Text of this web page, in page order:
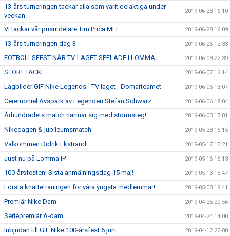
13-års turneringen tackar alla som varit delaktiga under
veckan.
2019-06-28 16:10
Vi tackar vår prisutdelare Tim Prica MFF 2019-06-28 16:09
13-års turneringen dag 3 2019-06-26 12:33
FOTBOLLSFEST NÄR TV-LAGET SPELADE I LOMMA 2019-06-08 22:39
STORT TACK! 2019-06-07 16:14
Lagbilder GIF Nike Legends - TV laget - Domarteamet 2019-06-06 18:07
Ceremoniel Avspark av Legenden Stefan Schwarz 2019-06-06 18:04
Århundradets match närmar sig med stormsteg! 2019-06-03 17:01
Nikedagen & jubileumsmatch 2019-05-28 15:15
Välkommen Didrik Ekstrand! 2019-05-17 15:21
Just nu på Lomma IP 2019-05-16 16:13
100-årsfesten! Sista anmälningsdag 15 maj! 2019-05-13 15:47
Första knatteträningen för våra yngsta medlemmar! 2019-05-08 19:41
Premiär Nike Dam 2019-04-25 20:56
Seriepremiär A-dam 2019-04-24 14:00
Inbjudan till GIF Nike 100-årsfest 6 juni 2019-04-12 22:00